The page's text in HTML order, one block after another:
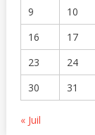
9
10
16
17
23
24
30
31
« Juil